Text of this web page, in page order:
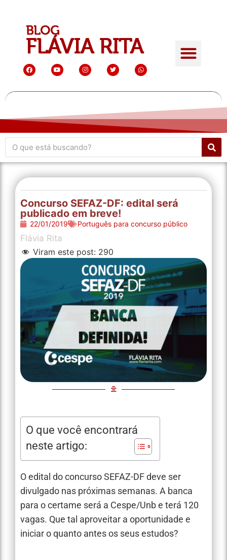
Concurso SEFAZ-DF: edital será
publicado em breve!
22/01/2019 Português para concurso público
Flávia Rita
Viram este post: 290
O que você encontrará
neste artigo:
O edital do concurso SEFAZ-DF deve ser
divulgado nas próximas semanas. A banca
para o certame será a Cespe/Unb e terá 120
vagas. Que tal aproveitar a oportunidade e
iniciar o quanto antes os seus estudos?